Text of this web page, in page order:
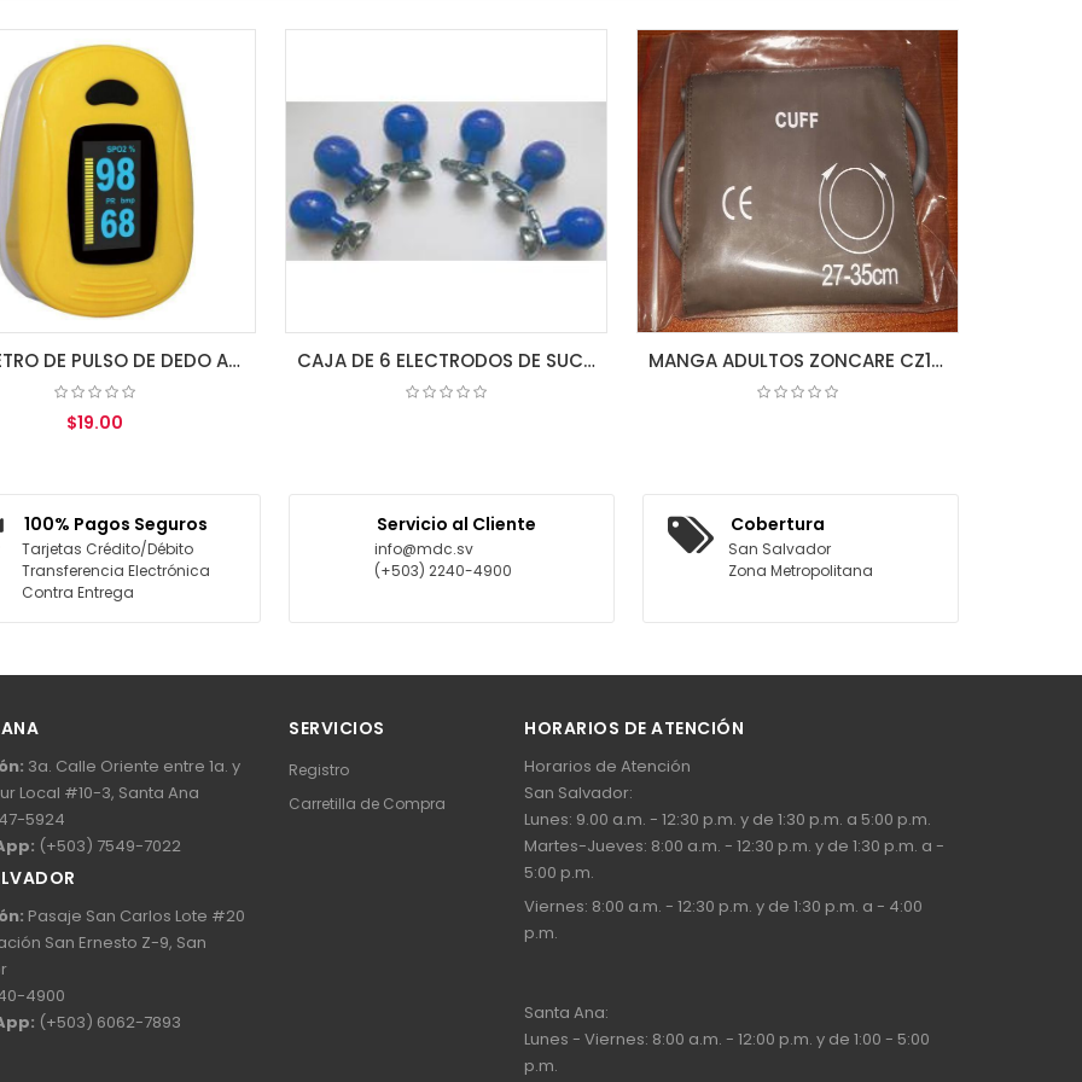
100% Pagos Seguros
Tarjetas Crédito/Débito
Transferencia Electrónica
Contra Entrega
Servicio al Cliente
info@mdc.sv
(+503) 2240-4900
Cobertura
San Salvador
Zona Metropolitana
3a. Calle Oriente entre 1a. y
Local #10-3, Santa Ana
5924
(+503) 7549-7022
Pasaje San Carlos Lote #20
San Ernesto Z-9, San
4900
(+503) 6062-7893
SERVICIOS
Registro
Carretilla de Compra
HORARIOS DE ATENCIÓN
Horarios de Atención
San Salvador:
Lunes: 9.00 a.m. - 12:30 p.m. y de 1:30 p.m. a 5:00 p.m.
Martes-Jueves: 8:00 a.m. - 12:30 p.m. y de 1:30 p.m. a -
5:00 p.m.
Viernes: 8:00 a.m. - 12:30 p.m. y de 1:30 p.m. a - 4:00
p.m.
Santa Ana:
Lunes - Viernes: 8:00 a.m. - 12:00 p.m. y de 1:00 - 5:00
p.m.